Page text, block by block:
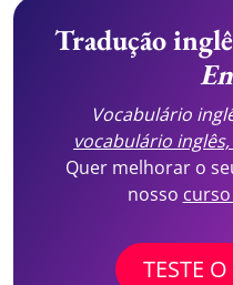
Tradução
Vocabulário
vocabulário
Quer melhorar o
nosso
TESTE